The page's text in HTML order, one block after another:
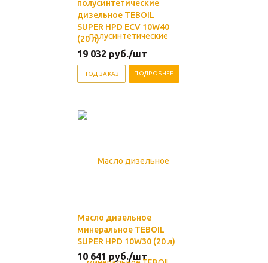
полусинтетические
дизельное TEBOIL
SUPER HPD ECV 10W40
(20 л)
19 032 руб./шт
ПОД ЗАКАЗ ПОДРОБНЕЕ
Масло дизельное
минеральное TEBOIL
SUPER HPD 10W30 (20 л)
10 641 руб./шт